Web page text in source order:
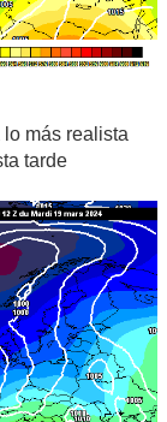
más realista
tarde